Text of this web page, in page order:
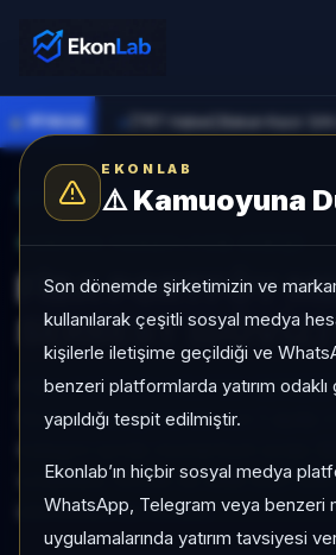
EKONLAB
⚠️Kamuoyuna
Son dönemde şirketimizin ve
kullanılarak çeşitli sosyal medya
kişilerle iletişime geçildiği ve
benzeri platformlarda yatırım
yapıldığı tespit edilmiştir.
Ekonlab’ın hiçbir sosyal medya
WhatsApp, Telegram veya benzeri
uygulamalarında yatırım tavsiyesi
● PİYASA
AI Fon Radar Serbest
SUNUCU TARAFI FON GIRIŞI
FİBA PORTFÖY
SERBEST
FİBA PORTFÖY MELTEM
Serbest kategorisinde son 1 ayda
volatilitesi %0,08 ve Aktif KAP
izlenebilen bir fondur.